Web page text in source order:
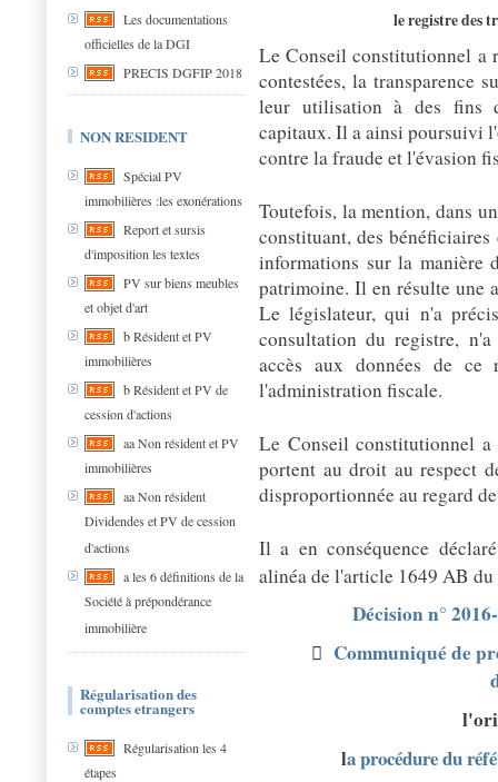
Les documentations
officielles de la DGI
PRECIS DGFIP 2018
NON RESIDENT
Spécial PV
immobilières :les exonérations
Report et sursis
d'imposition les textes
PV sur biens meubles
et objet d'art
b Résident et PV
immobilières
b Résident et PV de
cession d'actions
aa Non résident et PV
immobilières
aa Non résident
Dividendes et PV de cession
d'actions
a les 6 définitions de la
Société à prépondérance
immobilière
Régularisation des
comptes etrangers
Régularisation les 4
étapes
le registre des
Le Conseil constitutionnel a
contestées, la transparence
leur utilisation à des fins
capitaux. Il a ainsi poursuivi
contre la fraude et l'évasion
Toutefois, la mention, dans
constituant, des
informations sur la manière
patrimoine. Il en résulte une
Le législateur, qui n'a
consultation du registre,
accès aux données de ce
l'administration fiscale.
Le Conseil constitutionnel a
portent au droit au respect
disproportionnée au regard
Il a en conséquence
alinéa de l'article 1649 AB
Décision n°
 Communiqué de
la procédure du